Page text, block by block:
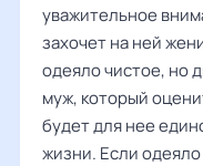
уважительное
захочет на ней
одеяло чистое, но
муж, который
будет для нее
жизни. Если